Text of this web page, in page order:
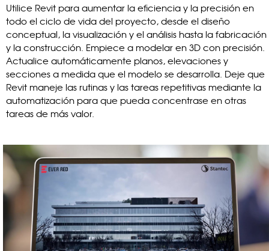
Utilice Revit para aumentar la eficiencia y la precisión en
todo el ciclo de vida del proyecto, desde el diseño
conceptual, la visualización y el análisis hasta la fabricación
y la construcción. Empiece a modelar en 3D con precisión.
Actualice automáticamente planos, elevaciones y
secciones a medida que el modelo se desarrolla. Deje que
Revit maneje las rutinas y las tareas repetitivas mediante la
automatización para que pueda concentrase en otras
tareas de más valor.